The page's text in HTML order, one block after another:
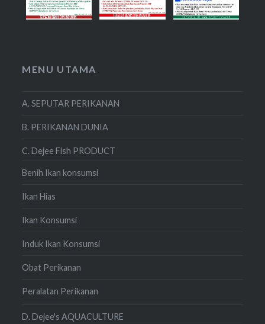
MENU UTAMA
A. SEPUTAR PERIKANAN
B. PERIKANAN DUNIA
C. Dejee Fish PRODUCT
Benih Ikan konsumsi
Ikan Hias
Ikan Konsumsi
Induk Ikan Konsumsi
Obat Perikanan
Peralatan Perikanan
D. Dejee's AQUACULTURE